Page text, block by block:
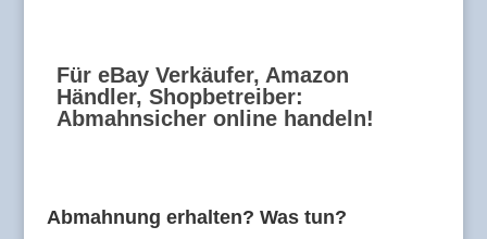
Für eBay Verkäufer, Amazon
Händler, Shopbetreiber:
Abmahnsicher online handeln!
Abmahnung erhalten? Was tun?